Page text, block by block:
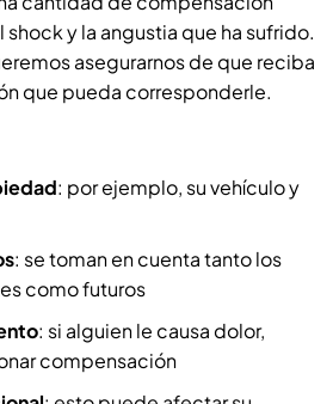
y la angustia que ha sufrido.
asegurarnos de que reciba
que pueda corresponderle.
: por ejemplo, su vehículo y
: se toman en cuenta tanto los
como futuros
: si alguien le causa dolor,
compensación